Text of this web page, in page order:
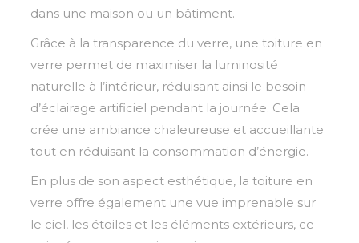
dans une maison ou un bâtiment.
Grâce à la transparence du verre, une toiture en
verre permet de maximiser la luminosité
naturelle à l’intérieur, réduisant ainsi le besoin
d’éclairage artificiel pendant la journée. Cela
crée une ambiance chaleureuse et accueillante
tout en réduisant la consommation d’énergie.
En plus de son aspect esthétique, la toiture en
verre offre également une vue imprenable sur
le ciel, les étoiles et les éléments extérieurs, ce